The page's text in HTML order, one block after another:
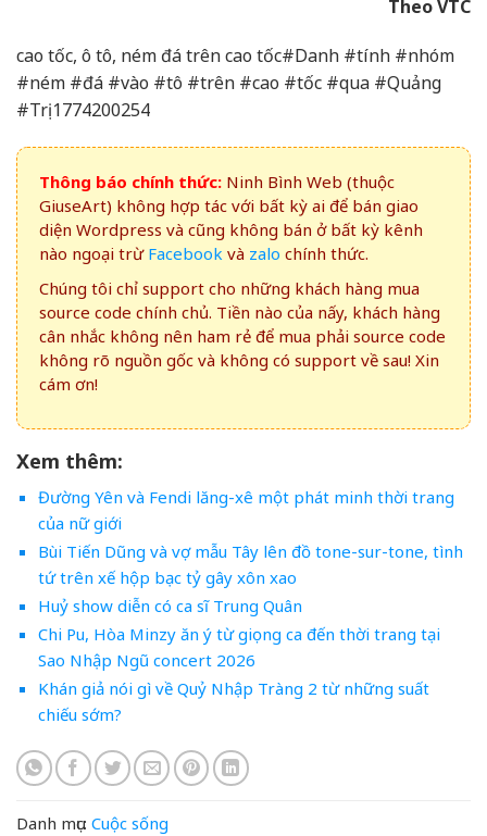
Theo VTC
cao tốc, ô tô, ném đá trên cao tốc#Danh #tính #nhóm
#ném #đá #vào #tô #trên #cao #tốc #qua #Quảng
#Trị1774200254
Thông báo chính thức: Ninh Bình Web (thuộc
GiuseArt) không hợp tác với bất kỳ ai để bán giao
diện Wordpress và cũng không bán ở bất kỳ kênh
nào ngoại trừ Facebook và zalo chính thức.
Chúng tôi chỉ support cho những khách hàng mua
source code chính chủ. Tiền nào của nấy, khách hàng
cân nhắc không nên ham rẻ để mua phải source code
không rõ nguồn gốc và không có support về sau! Xin
cám ơn!
Xem thêm:
Đường Yên và Fendi lăng-xê một phát minh thời trang
của nữ giới
Bùi Tiến Dũng và vợ mẫu Tây lên đồ tone-sur-tone, tình
tứ trên xế hộp bạc tỷ gây xôn xao
Huỷ show diễn có ca sĩ Trung Quân
Chi Pu, Hòa Minzy ăn ý từ giọng ca đến thời trang tại
Sao Nhập Ngũ concert 2026
Khán giả nói gì về Quỷ Nhập Tràng 2 từ những suất
chiếu sớm?
Danh mục: Cuộc sống